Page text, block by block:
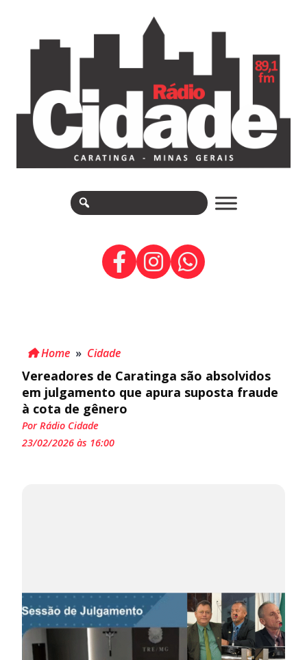
Home » Cidade
Vereadores de Caratinga são absolvidos
em julgamento que apura suposta fraude
à cota de gênero
Por Rádio Cidade
23/02/2026 às 16:00